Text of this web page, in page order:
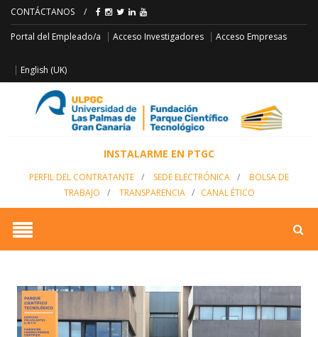
CONTÁCTANOS /
Portal del Empleado/a Acceso Investigadores Acceso Empresas
English (UK)
INSTALARME EN PTGC
PERFIL DEL CONTRATANTE / SEDE ELECTRÓNICA /
BOLSA DE
TRABAJO
/ TRANSPARENCIA/ CANAL ÉTICO